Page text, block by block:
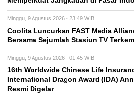
Minggu, 9 Agustus 2026 - 23:49 WIB
Coolita Luncurkan FAST Media
Bersama Sejumlah Stasiun TV
Minggu, 9 Agustus 2026 - 01:45 WIB
16th Worldwide Chinese Life
International Dragon Award (IDA)
Resmi Digelar